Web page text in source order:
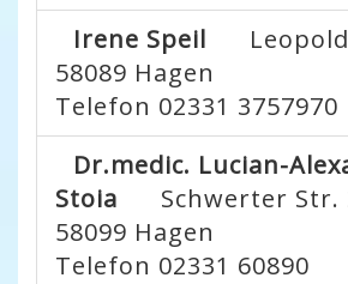
Irene Speil
58089 Hagen
Telefon 02331 3757970
Dr.medic. Lucian-
Stoia
Schwerter Str.
58099 Hagen
Telefon 02331 60890